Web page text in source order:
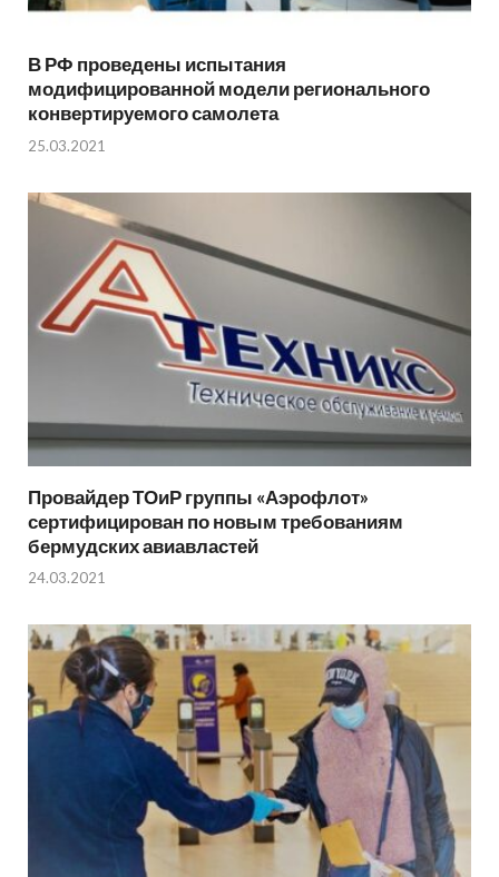
В РФ проведены испытания
модифицированной модели регионального
конвертируемого самолета
25.03.2021
Провайдер ТОиР группы «Аэрофлот»
сертифицирован по новым требованиям
бермудских авиавластей
24.03.2021